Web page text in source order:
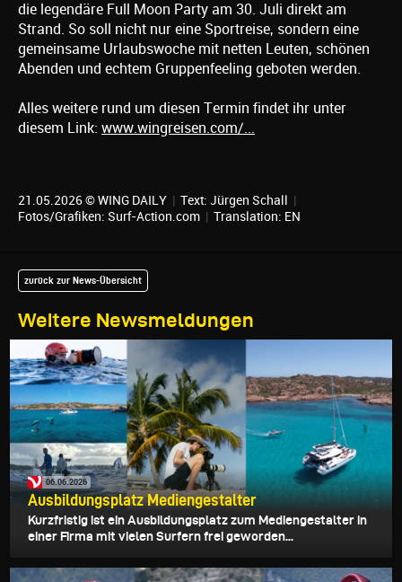
die legendäre Full Moon Party am 30. Juli direkt am
Strand. So soll nicht nur eine Sportreise, sondern eine
gemeinsame Urlaubswoche mit netten Leuten, schönen
Abenden und echtem Gruppenfeeling geboten werden.
Alles weitere rund um diesen Termin findet ihr unter
diesem Link: www.wingreisen.com/...
21.05.2026 © WING DAILY | Text: Jürgen Schall |
Fotos/Grafiken: Surf-Action.com | Translation: EN
Weitere Newsmeldungen
zurück zur News-Übersicht
06.06.2026
Ausbildungsplatz Mediengestalter
Kurzfristig ist ein Ausbildungsplatz zum Mediengestalter in
einer Firma mit vielen Surfern frei geworden...